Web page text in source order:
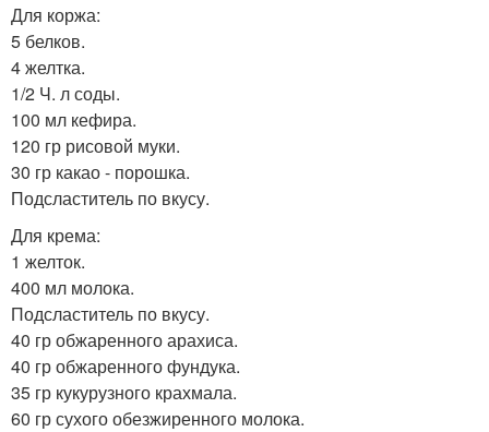
Для коржа:
5 белков.
4 желтка.
1/2 Ч. л соды.
100 мл кефира.
120 гр рисовой муки.
30 гр какао - порошка.
Подсластитель по вкусу.
Для крема:
1 желток.
400 мл молока.
Подсластитель по вкусу.
40 гр обжаренного арахиса.
40 гр обжаренного фундука.
35 гр кукурузного крахмала.
60 гр сухого обезжиренного молока.